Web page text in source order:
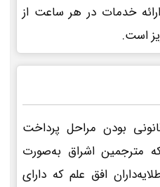
خدمات در هر ساعت از
است.
بودن مراحل پرداخت
مترجمین اشراق به‌صورت
افق علم که دارای